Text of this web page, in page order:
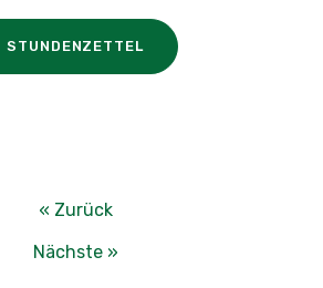
STUNDENZETTEL
« Zurück
Nächste »